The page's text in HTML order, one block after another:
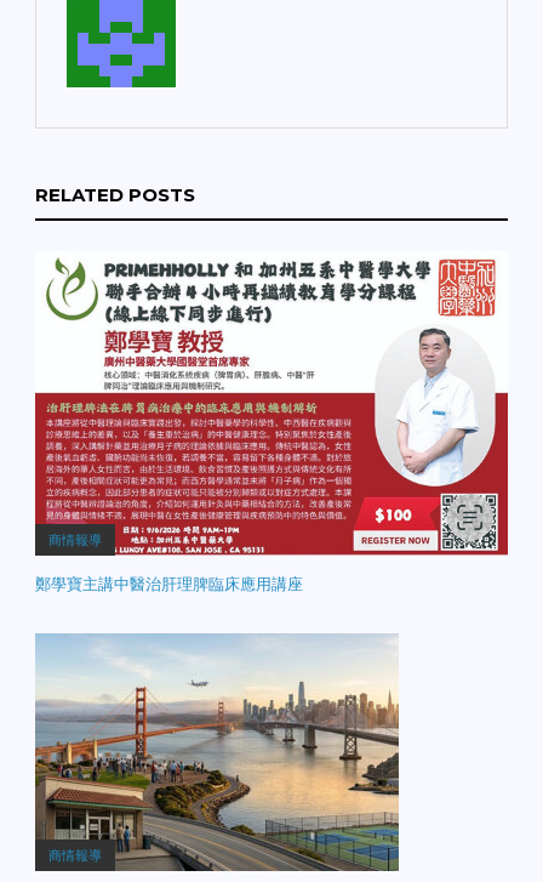
RELATED POSTS
商情報導
鄭學寶主講中醫治肝理脾臨床應用講座
商情報導